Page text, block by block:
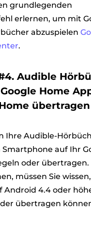
grundlegenden
erlernen, um mit
abzuspielen
.
Audible
Home
übertragen
Ihre Audible-
auf Ihr
oder übertragen.
müssen Sie
Android 4.4 oder
übertragen